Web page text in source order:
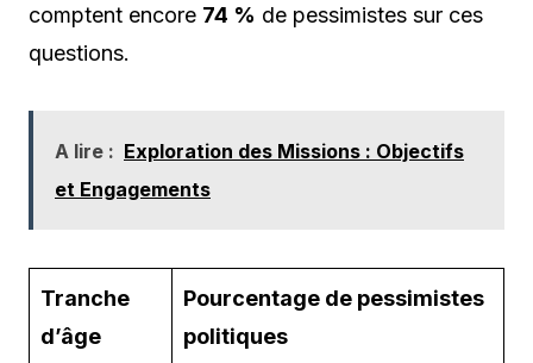
comptent encore 74 % de pessimistes sur ces
questions.
A lire : Exploration des Missions : Objectifs
et Engagements
Tranche
d’âge
Pourcentage de pessimistes
politiques